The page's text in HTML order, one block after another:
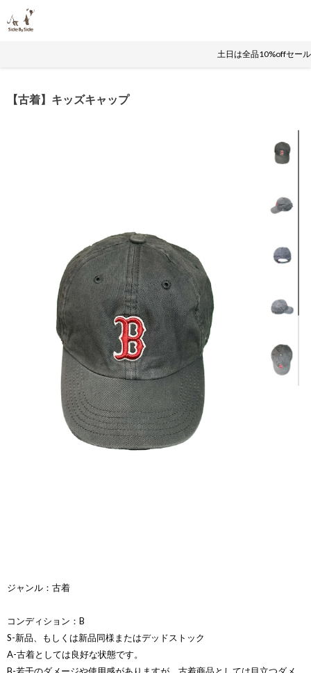
土日は全品10%offセー
【古着】キッズキャップ
ジャンル：古着
コンディション：B
S-新品、もしくは新品同様またはデッドストック
A-古着としては良好な状態です。